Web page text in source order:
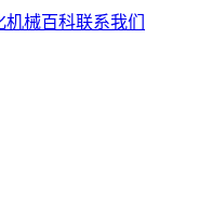
机械百科联系我们